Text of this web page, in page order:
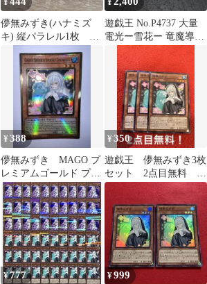
¥
儚無みずき(ハナミズ
キ) 縦パラレル1枚 ス
¥
遊戯王 No.P4737 大量
電光ー雪花ー 竜魔導の
ン 儚無みずき 森と目覚
の春化精 各約50枚 計約
250枚
¥388
儚無みずき MAGO プ
レミアムゴールド プレ
ゴル 英語 遊戯王
¥350
遊戯王 儚無みずき3枚
セット 2点目無料
5244
¥777 ¥999